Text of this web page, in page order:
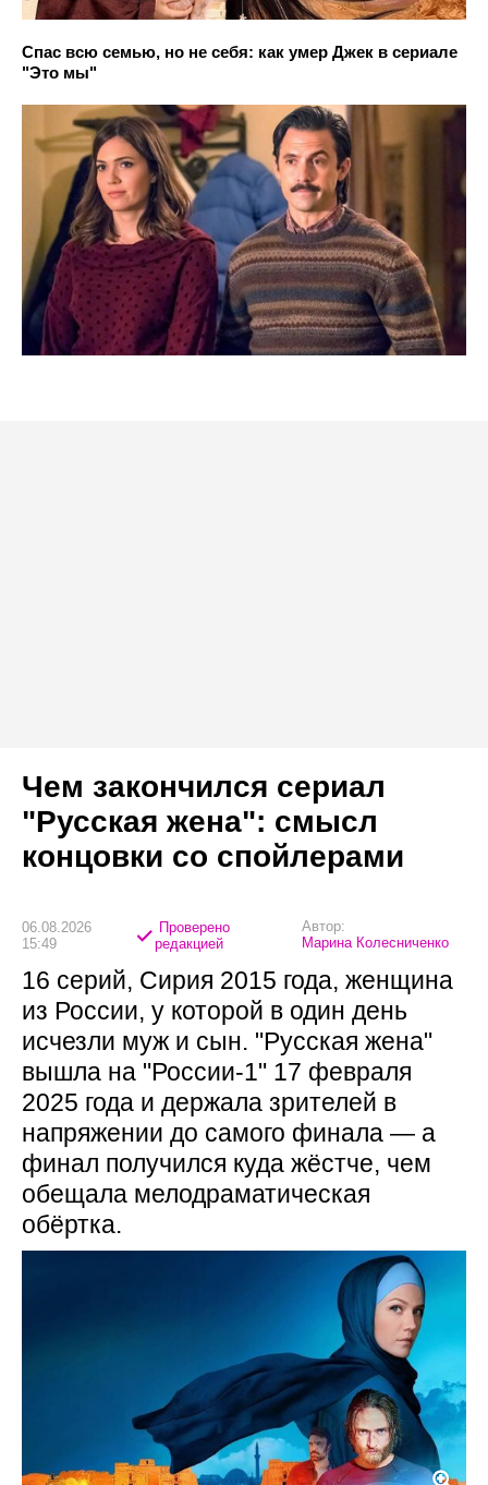
Спас всю семью, но не себя: как умер Джек в сериале
"Это мы"
Чем закончился сериал
"Русская жена": смысл
концовки со спойлерами
06.08.2026
15:49
Проверено
редакцией
Автор:
Марина Колесниченко
16 серий, Сирия 2015 года, женщина
из России, у которой в один день
исчезли муж и сын. "Русская жена"
вышла на "России-1" 17 февраля
2025 года и держала зрителей в
напряжении до самого финала — а
финал получился куда жёстче, чем
обещала мелодраматическая
обёртка.